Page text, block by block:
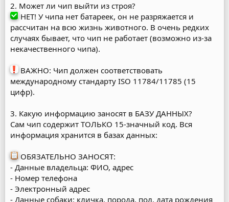
2. Может ли чип выйти из строя?
НЕТ! У чипа нет батареек, он не разряжается и
рассчитан на всю жизнь животного. В очень редких
случаях бывает, что чип не работает (возможно из-за
некачественного чипа).
ВАЖНО: Чип должен соответствовать
международному стандарту ISO 11784/11785 (15
цифр).
3. Какую информацию заносят в БАЗУ ДАННЫХ?
Сам чип содержит ТОЛЬКО 15-значный код. Вся
информация хранится в базах данных:
ОБЯЗАТЕЛЬНО ЗАНОСЯТ:
- Данные владельца: ФИО, адрес
- Номер телефона
- Электронный адрес
- Данные собаки: кличка, порода, пол, дата рождения